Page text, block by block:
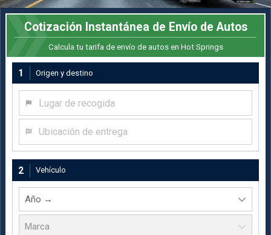
Cotización Instantánea de Envío de Autos
Calcula tu tarifa de envío de autos en Hot Springs
1 Origen y destino
2 Vehículo